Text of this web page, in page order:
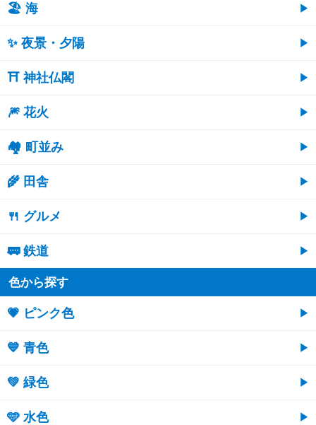
🏖 海
✨ 夜景・夕陽
⛩ 神社仏閣
🎆 花火
🏘 町並み
🌾 田舎
🍴 グルメ
🚃 鉄道
色から探す
💗 ピンク色
💙 青色
💚 緑色
🩵 水色